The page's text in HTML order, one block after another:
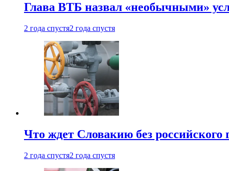
Глава ВТБ назвал «необычными»
2 года спустя2 года спустя
Что ждет Словакию без российского
2 года спустя2 года спустя